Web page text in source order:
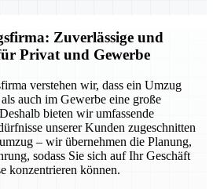
Zuverlässige und
Privat und Gewerbe
verstehen wir, dass ein Umzug
auch im Gewerbe eine große
bieten wir umfassende
unserer Kunden zugeschnitten
– wir übernehmen die Planung,
sodass Sie sich auf Ihr Geschäft
konzentrieren können.